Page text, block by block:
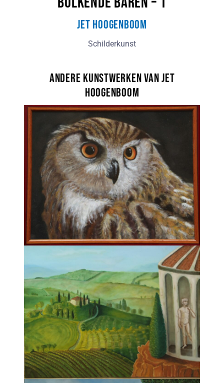
Jet Hoogenboom
Schilderkunst
Andere kunstwerken van Jet
Hoogenboom